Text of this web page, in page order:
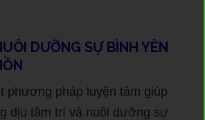
DƯỠNG SỰ BÌNH YÊN
phương pháp luyện tâm giúp
dịu tâm trí và nuôi dưỡng sự